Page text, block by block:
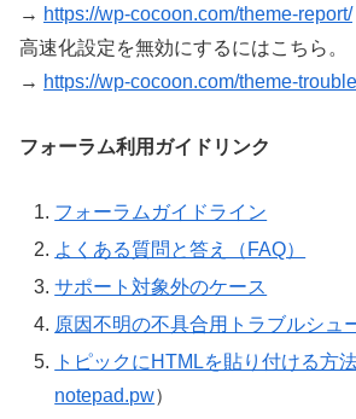
→ https://wp-cocoon.com/theme-report/
高速化設定を無効にするにはこちら。
→ https://wp-cocoon.com/theme-
フォーラム利用ガイドリンク
フォーラムガイドライン
よくある質問と答え（FAQ）
サポート対象外のケース
原因不明の不具合用トラブルシュ
トピックにHTMLを貼り付ける方
notepad.pw）